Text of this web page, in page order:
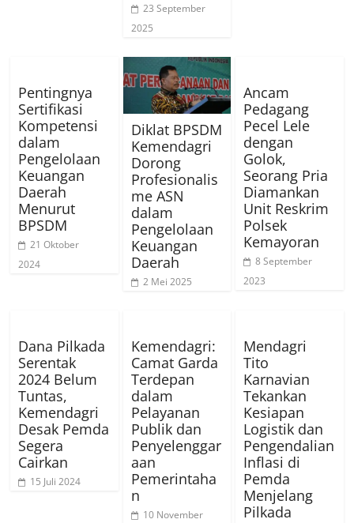
23 September
2025
Pentingnya
Sertifikasi
Kompetensi
dalam
Pengelolaan
Keuangan
Daerah
Menurut
BPSDM
21 Oktober
2024
Diklat BPSDM
Kemendagri
Dorong
Profesionalis
me ASN
dalam
Pengelolaan
Keuangan
Daerah
2 Mei 2025
Ancam
Pedagang
Pecel Lele
dengan
Golok,
Seorang Pria
Diamankan
Unit Reskrim
Polsek
Kemayoran
8 September
2023
Dana Pilkada
Serentak
2024 Belum
Tuntas,
Kemendagri
Desak Pemda
Segera
Cairkan
15 Juli 2024
Kemendagri:
Camat Garda
Terdepan
dalam
Pelayanan
Publik dan
Penyelenggar
aan
Pemerintaha
n
10 November
Mendagri
Tito
Karnavian
Tekankan
Kesiapan
Logistik dan
Pengendalian
Inflasi di
Pemda
Menjelang
Pilkada